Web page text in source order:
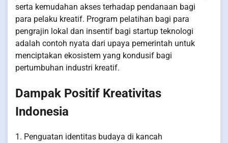
serta kemudahan akses terhadap pendanaan bagi
para pelaku kreatif. Program pelatihan bagi para
pengrajin lokal dan insentif bagi startup teknologi
adalah contoh nyata dari upaya pemerintah untuk
menciptakan ekosistem yang kondusif bagi
pertumbuhan industri kreatif.
Dampak Positif Kreativitas
Indonesia
1. Penguatan identitas budaya di kancah